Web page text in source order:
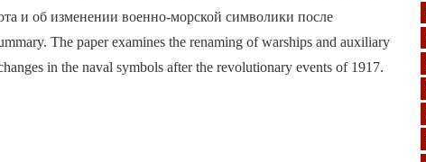
и об изменении военно-морской символики после
The paper examines the renaming of warships and auxiliary
in the naval symbols after the revolutionary events of 1917.